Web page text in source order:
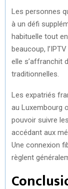
Les personnes
à un défi
habituelle tout
beaucoup,
elle s’affranchit
traditionnelles.
Les expatriés
au Luxembourg
pouvoir suivre
accédant aux
Une connexion
règlent